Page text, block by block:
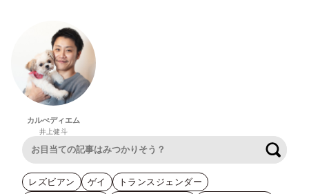
カルぺディエム
井上健斗
レズビアン ゲイ
トランスジェンダー